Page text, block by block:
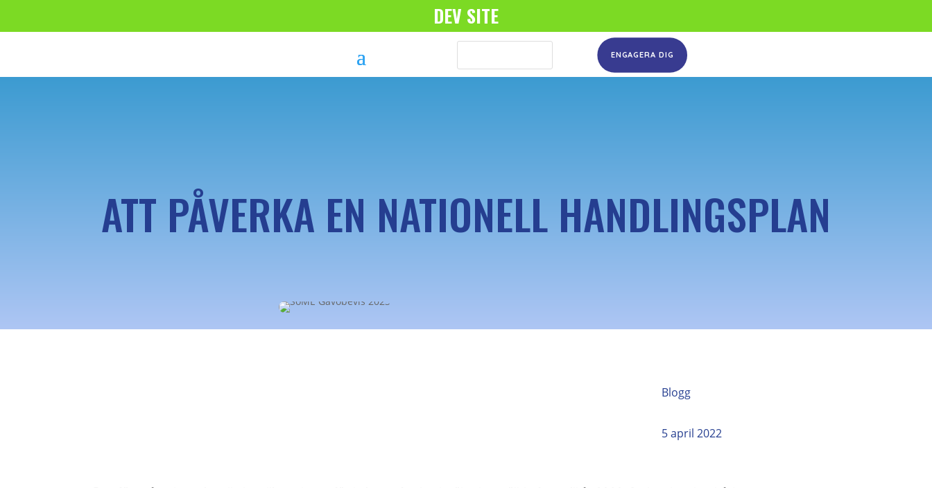
DEV SITE
ENGAGERA DIG
ATT PÅVERKA EN NATIONELL HANDLINGSPLAN
Blogg
5 april 2022